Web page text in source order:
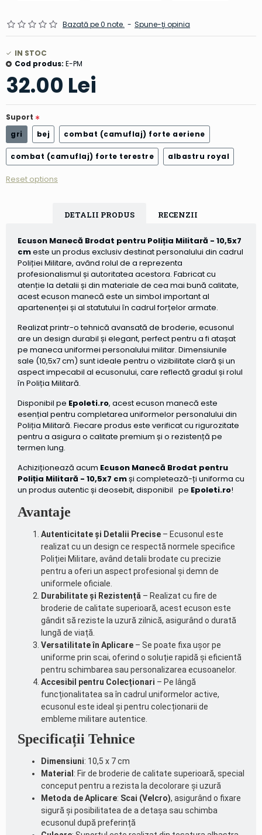
Bazată pe 0 note. - Spune-ţi opinia
32.00 Lei
IN STOC
Cod produs: E-PM
Suport
gri
bej combat (camuflaj) forte aeriene
combat (camuflaj) forte terestre albastru royal
Reset options
DETALII PRODUS RECENZII
Ecuson Manecă Brodat pentru Poliția Militară - 10,5x7
cmeste un produs exclusiv destinat personalului din cadrul
Poliției Militare, având rolul de a reprezenta
profesionalismul și autoritatea acestora. Fabricat cu
atenție la detalii și din materiale de cea mai bună calitate,
acest ecuson manecă este un simbol important al
apartenenței și al statutului în cadrul forțelor armate.
Realizat printr-o tehnică avansată de broderie, ecusonul
are un design durabil și elegant, perfect pentru a fi atașat
pe maneca uniformei personalului militar. Dimensiunile
sale (10,5x7 cm) sunt ideale pentru o vizibilitate clară și un
aspect impecabil al ecusonului, care reflectă gradul și rolul
în Poliția Militară.
Disponibil pe Epoleti.ro, acest ecuson manecă este
esențial pentru completarea uniformelor personalului din
Poliția Militară. Fiecare produs este verificat cu rigurozitate
pentru a asigura o calitate premium și o rezistență pe
termen lung.
Achiziționează acum Ecuson Manecă Brodat pentru
Poliția Militară - 10,5x7 cmși completează-ți uniforma cu
un produs autentic și deosebit, disponibil pe Epoleti.ro!
Avantaje
Autenticitate și Detalii Precise – Ecusonul este
realizat cu un design ce respectă normele specifice
Poliției Militare, având detalii brodate cu precizie
pentru a oferi un aspect profesional și demn de
uniformele oficiale.
Durabilitate și Rezistență – Realizat cu fire de
broderie de calitate superioară, acest ecuson este
gândit să reziste la uzură zilnică, asigurând o durată
lungă de viață.
Versatilitate în Aplicare – Se poate fixa ușor pe
uniforme prin scai, oferind o soluție rapidă și eficientă
pentru schimbarea sau personalizarea ecusoanelor.
Accesibil pentru Colecționari – Pe lângă
funcționalitatea sa în cadrul uniformelor active,
ecusonul este ideal și pentru colecționarii de
embleme militare autentice.
Specificații Tehnice
Dimensiuni: 10,5 x 7 cm
Material : Fir de broderie de calitate superioară, special
conceput pentru a rezista la decolorare și uzură
Metoda de Aplicare: Scai (Velcro), asigurând o fixare
sigură și posibilitatea de a detașa sau schimba
ecusonul după preferință